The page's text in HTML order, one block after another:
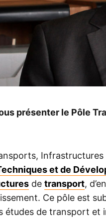
présenter le Pôle
et de
de transport,
Ce pôle est
études de transport et